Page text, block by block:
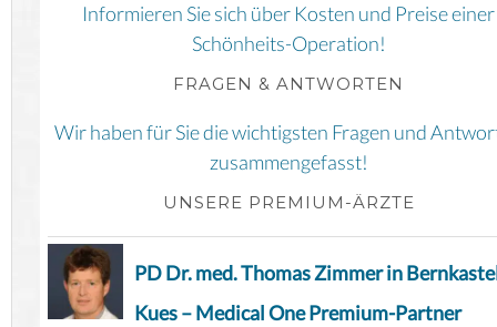
Informieren Sie sich über Kosten und Preise einer
Schönheits-Operation!
FRAGEN & ANTWORTEN
Wir haben für Sie die wichtigsten Fragen und
zusammengefasst!
UNSERE PREMIUM-ÄRZTE
PD Dr. med. Thomas Zimmer in
Kues – Medical One Premium-Partner